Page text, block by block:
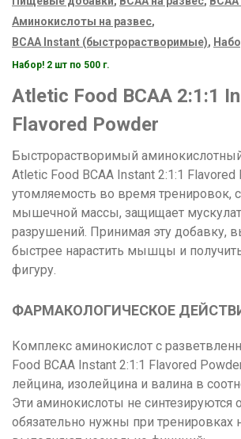
Аминокислоты на развес,
BCAA Instant (быстрорастворимые),
Набор! 2 шт по 500 г.
Atletic Food BCAA 2:1:1
Flavored Powder
Быстрорастворимый
Atletic Food BCAA Instant 2:1:1
утомляемость во время тренировок,
мышечной массы, защищает
разрушений. Принимая эту добавку,
быстрее нарастить мышцы и
фигуру.
ФАРМАКОЛОГИЧЕСКОЕ
Комплекс аминокислот с
Food BCAA Instant 2:1:1 Flavored
лейцина, изолейцина и валина в
Эти аминокислоты не синтезируются
обязательно нужны при тренировках